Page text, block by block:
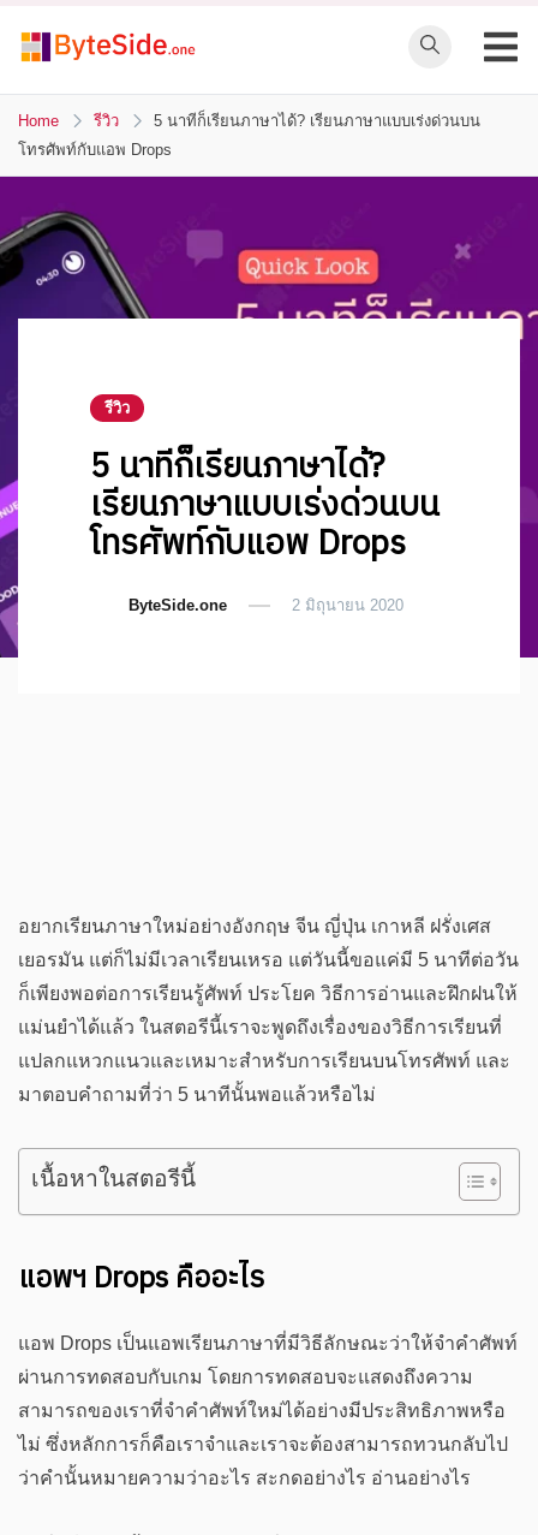
ByteSide.one
เว็บไซต์ข่าวล่าสุดที่
เข้าใจคุณ และ
เปลี่ยนคุณ
Home รีวิว
5 นาทีก็เรียนภาษาได้? เรียนภาษาแบบเร่งด่วนบน
โทรศัพท์กับแอพ Drops
รีวิว
5 นาทีก็เรียนภาษาได้?
เรียนภาษาแบบเร่งด่วนบน
โทรศัพท์กับแอพ Drops
ByteSide.one 2 มิถุนายน 2020
อยากเรียนภาษาใหม่อย่างอังกฤษ จีน ญี่ปุ่น เกาหลี ฝรั่งเศส
เยอรมัน แต่ก็ไม่มีเวลาเรียนเหรอ แต่วันนี้ขอแค่มี 5 นาทีต่อวัน
ก็เพียงพอต่อการเรียนรู้ศัพท์ ประโยค วิธีการอ่านและฝึกฝนให้
แม่นยำได้แล้ว ในสตอรีนี้เราจะพูดถึงเรื่องของวิธีการเรียนที่
แปลกแหวกแนวและเหมาะสำหรับการเรียนบนโทรศัพท์ และ
มาตอบคำถามที่ว่า 5 นาทีนั้นพอแล้วหรือไม่
เนื้อหาในสตอรีนี้
แอพฯ Drops คืออะไร
แอพ Drops เป็นแอพเรียนภาษาที่มีวิธีลักษณะว่าให้จำคำศัพท์
ผ่านการทดสอบกับเกม โดยการทดสอบจะแสดงถึงความ
สามารถของเราที่จำคำศัพท์ใหม่ได้อย่างมีประสิทธิภาพหรือ
ไม่ ซึ่งหลักการก็คือเราจำและเราจะต้องสามารถทวนกลับไป
ว่าคำนั้นหมายความว่าอะไร สะกดอย่างไร อ่านอย่างไร